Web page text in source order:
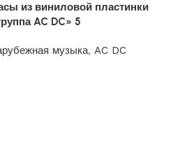
из виниловой пластинки
AC DC» 5
музыка, AC DC